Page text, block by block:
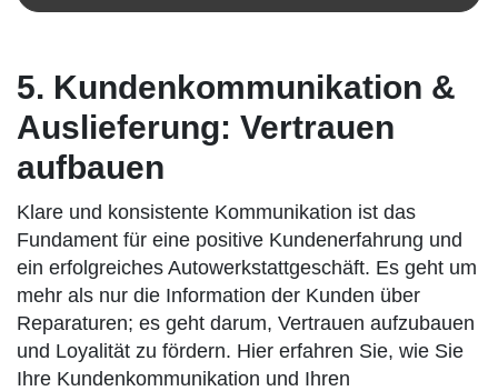
5. Kundenkommunikation &
Auslieferung: Vertrauen
aufbauen
Klare und konsistente Kommunikation ist das
Fundament für eine positive Kundenerfahrung und
ein erfolgreiches Autowerkstattgeschäft. Es geht um
mehr als nur die Information der Kunden über
Reparaturen; es geht darum, Vertrauen aufzubauen
und Loyalität zu fördern. Hier erfahren Sie, wie Sie
Ihre Kundenkommunikation und Ihren